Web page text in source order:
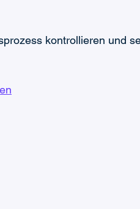
kontrollieren und